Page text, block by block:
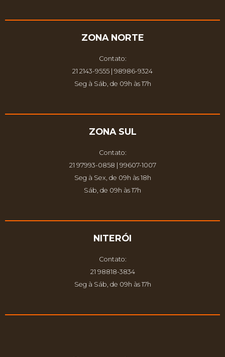
ZONA NORTE
Contato:
21 2143-9555 | 98986-9324
Seg à Sáb, de 09h às 17h
ZONA SUL
Contato:
21 97993-0858 | 99607-1007
Seg à Sex, de 09h às 18h
Sáb, de 09h às 17h
NITERÓI
Contato:
21 98818-3834
Seg à Sáb, de 09h às 17h